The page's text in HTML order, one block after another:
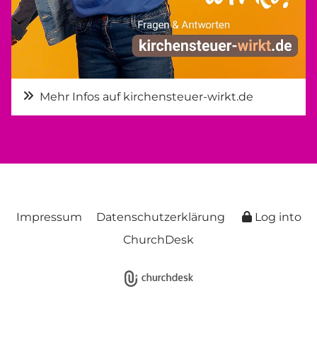
Mehr Infos auf kirchensteuer-wirkt.de
Impressum Datenschutzerklärung
Log into
ChurchDesk